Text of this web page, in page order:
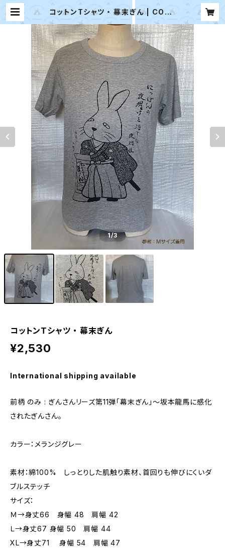
コットンTシャツ ・ 幕末ぎん | COTT
ONTAIL
1/3
コットンTシャツ ・ 幕末ぎん
¥2,530
International shipping available
前柄 のみ : ぎんさんリーズ第11弾「幕末ぎん」〜坂本龍馬に感化
されたぎんさん。
カラー：メランジグレー
素材：綿100% しっとりした肌触り素材、首回りも伸びにくいダ
ブルステッチ
サイズ：
Ｍ→身丈66 身幅 48 肩幅 42
Ｌ→身丈67 身幅 50 肩幅 44
XL→身丈71 身幅 54 肩幅 47